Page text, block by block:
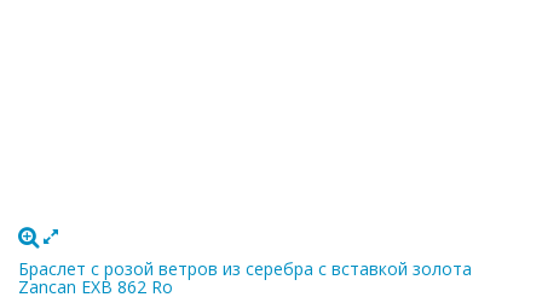
Браслет с розой ветров из серебра с вставкой золота
Zancan EXB 862 Ro